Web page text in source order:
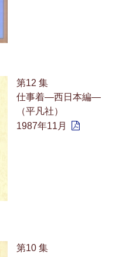
第12 集
仕事着—西日本編—
（平凡社）
1987年11月
第10 集